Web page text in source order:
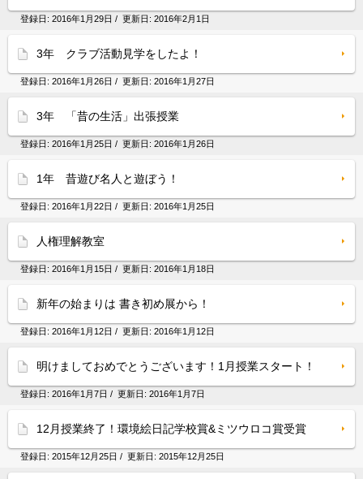
登録日: 2016年1月29日 / 更新日: 2016年2月1日
3年 クラブ活動見学をしたよ！
登録日: 2016年1月26日 / 更新日: 2016年1月27日
3年 「昔の生活」出張授業
登録日: 2016年1月25日 / 更新日: 2016年1月26日
1年 昔遊び名人と遊ぼう！
登録日: 2016年1月22日 / 更新日: 2016年1月25日
人権理解教室
登録日: 2016年1月15日 / 更新日: 2016年1月18日
新年の始まりは 書き初め展から！
登録日: 2016年1月12日 / 更新日: 2016年1月12日
明けましておめでとうございます！1月授業スタート！
登録日: 2016年1月7日 / 更新日: 2016年1月7日
12月授業終了！環境絵日記学校賞&ミツウロコ賞受賞
登録日: 2015年12月25日 / 更新日: 2015年12月25日